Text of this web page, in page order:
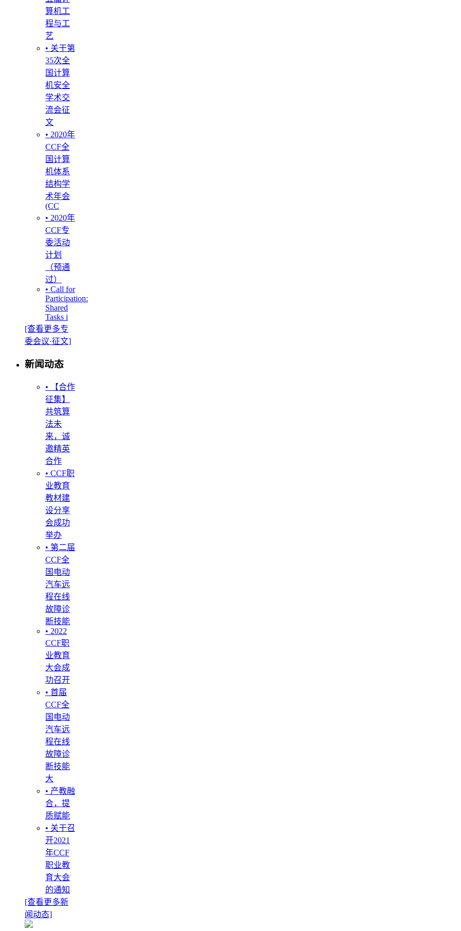
算机工
程与工
艺
• 关于第
35次全
国计算
机安全
学术交
流会征
文
• 2020年
CCF全
国计算
机体系
结构学
术年会
(CC
• 2020年
CCF专
委活动
计划
（预通
过）
• Call for
Participation:
Shared
Tasks i
[查看更多专
委会议·征文]
新闻动态
• 【合作
征集】
共筑算
法未
来，诚
邀精英
合作
• CCF职
业教育
教材建
设分享
会成功
举办
• 第二届
CCF全
国电动
汽车远
程在线
故障诊
断技能
• 2022
CCF职
业教育
大会成
功召开
• 首届
CCF全
国电动
汽车远
程在线
故障诊
断技能
大
• 产教融
合，提
质赋能
• 关于召
开2021
年CCF
职业教
育大会
的通知
[查看更多新
闻动态]